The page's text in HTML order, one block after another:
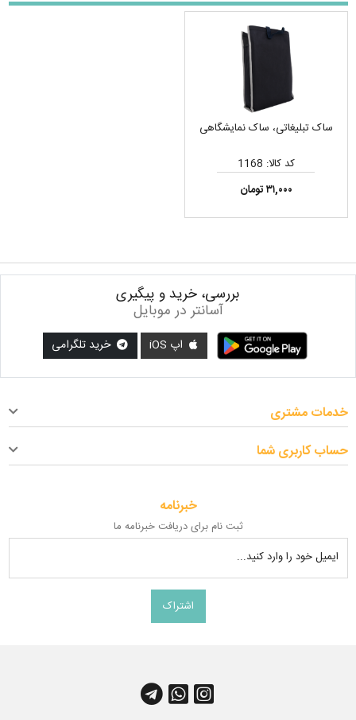
ساک تبلیغاتی، ساک نمایشگاهی
کد کالا: 1168
۳۱,۰۰۰ تومان
بررسی، خرید و پیگیری
آسانتر در موبایل
اپ iOS خرید تلگرامی
خبرنامه
ثبت نام برای دریافت خبرنامه ما
ایمیل خود را وارد کنید...
اشتراک
خدمات مشتری
حساب کاربری شما
کانال آپارات
چت واتس اپ
کانال تلگرام